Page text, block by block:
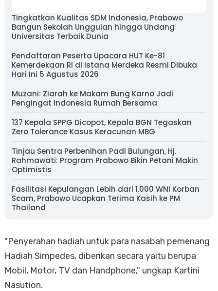
Tingkatkan Kualitas SDM Indonesia, Prabowo
Bangun Sekolah Unggulan hingga Undang
Universitas Terbaik Dunia
Pendaftaran Peserta Upacara HUT Ke-81
Kemerdekaan RI di Istana Merdeka Resmi Dibuka
Hari Ini 5 Agustus 2026
Muzani: Ziarah ke Makam Bung Karno Jadi
Pengingat Indonesia Rumah Bersama
137 Kepala SPPG Dicopot, Kepala BGN Tegaskan
Zero Tolerance Kasus Keracunan MBG
Tinjau Sentra Perbenihan Padi Bulungan, Hj.
Rahmawati: Program Prabowo Bikin Petani Makin
Optimistis
Fasilitasi Kepulangan Lebih dari 1.000 WNI Korban
Scam, Prabowo Ucapkan Terima Kasih ke PM
Thailand
"Penyerahan hadiah untuk para nasabah pemenang
Hadiah Simpedes, diberikan secara yaitu berupa
Mobil, Motor, TV dan Handphone," ungkap Kartini
Nasution.